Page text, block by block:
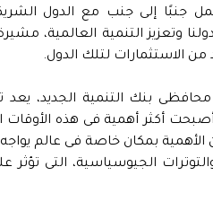
جنبًا إلى جنب مع الدول
وتعزيز التنمية العالمية،
الاستثمارات لتلك الدول.
بنك التنمية الجديد، يعد
أكثر أهمية فى هذه الأوقات
بمكان خاصة فى عالم يواجه
19، وتغير المناخ والتوترات